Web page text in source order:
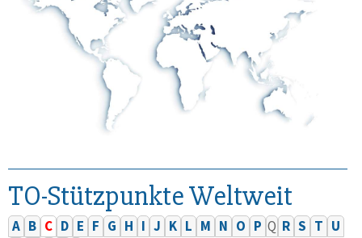
TO-Stützpunkte Weltweit
A B C D E F G H I J K L M N O P Q R S T U